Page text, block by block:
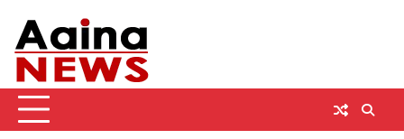
content